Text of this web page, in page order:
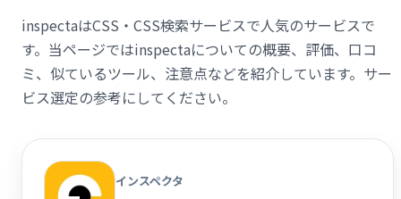
inspectaはCSS・CSS検索サービスで人気のサービスで
す。当ページではinspectaについての概要、評価、口コ
ミ、似ているツール、注意点などを紹介しています。サー
ビス選定の参考にしてください。
インスペクタ